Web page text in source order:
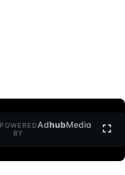
POWERED
BY
AdhubMedia